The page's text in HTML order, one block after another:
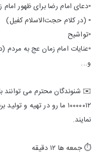
▫️دعای امام رضا برای ظهور
▫️ (در کلام حجت‌الاسلام کفیل)
▫️تواشیح
▫️عنایات امام زمان عج به
و...
✉️ شنوندگان محترم می توانند
۱۰۰۰۰۰۱۲ ما رو در تهیه و
نمایند.
⏱️ جمعه ها ۱۲ دقیقه